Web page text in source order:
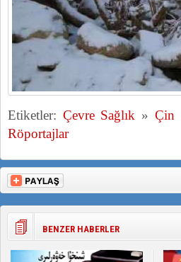
Etiketler: Çevre Sağlık » Çin
Röportajlar
BENZER HABERLER